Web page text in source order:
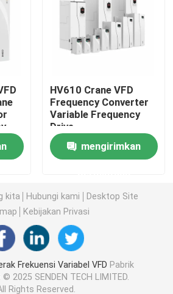
Variabel VFD
Variabel
Vektor
Drive untuk Crane
daya EV penyimpanan energi
HV610 Crane VFD
Frequency Converter
Variable Frequency
Drive
mengirimkan
kita Hubungi kami
Desktop Site
Kebijakan Privasi
Frekuensi Variabel VFD Pabrik
2025 SENDEN TECH LIMITED.
Rights Reserved.